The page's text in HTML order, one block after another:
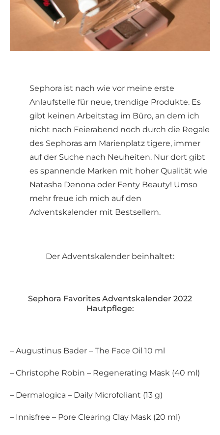
Sephora ist nach wie vor meine erste
Anlaufstelle für neue, trendige Produkte. Es
gibt keinen Arbeitstag im Büro, an dem ich
nicht nach Feierabend noch durch die Regale
des Sephoras am Marienplatz tigere, immer
auf der Suche nach Neuheiten. Nur dort gibt
es spannende Marken mit hoher Qualität wie
Natasha Denona oder Fenty Beauty! Umso
mehr freue ich mich auf den
Adventskalender mit Bestsellern.
Der Adventskalender beinhaltet:
Sephora Favorites Adventskalender 2022
Hautpflege:
– Augustinus Bader – The Face Oil 10 ml
– Christophe Robin – Regenerating Mask (40 ml)
– Dermalogica – Daily Microfoliant (13 g)
– Innisfree – Pore Clearing Clay Mask (20 ml)